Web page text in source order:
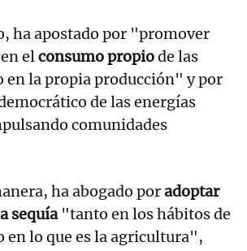
ha apostado por "promover
elconsumo propiode las
en la propia producción" y por
de las energías
comunidades
ha abogado poradoptar
sequía"tanto en los hábitos de
en lo que es la agricultura",